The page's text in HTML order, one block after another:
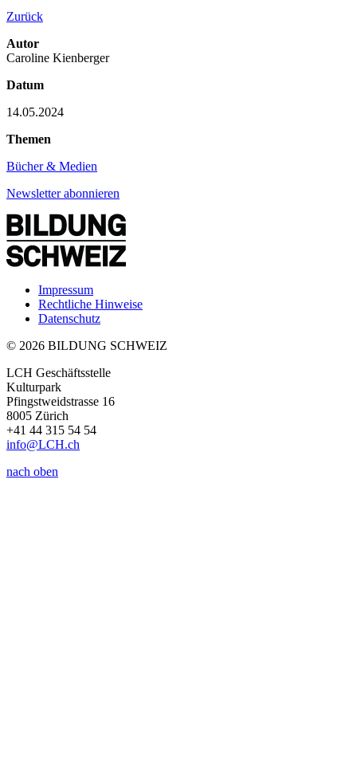
Zurück
Autor
Caroline Kienberger
Datum
14.05.2024
Themen
Bücher & Medien
Newsletter abonnieren
Impressum
Rechtliche Hinweise
Datenschutz
© 2026 BILDUNG SCHWEIZ
LCH Geschäftsstelle
Kulturpark
Pfingstweidstrasse 16
8005 Zürich
+41 44 315 54 54
info@LCH.ch
nach oben